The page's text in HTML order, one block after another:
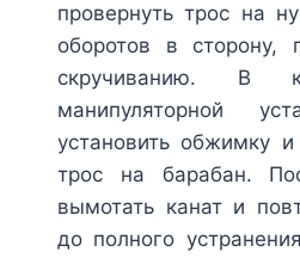
провернуть трос на
оборотов в сторону,
скручиванию. В
манипуляторной
установить обжимку
трос на барабан.
вымотать канат и
до полного